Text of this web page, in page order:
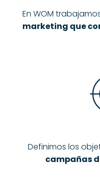
En WOM
marketing que
Definimos los
campañas